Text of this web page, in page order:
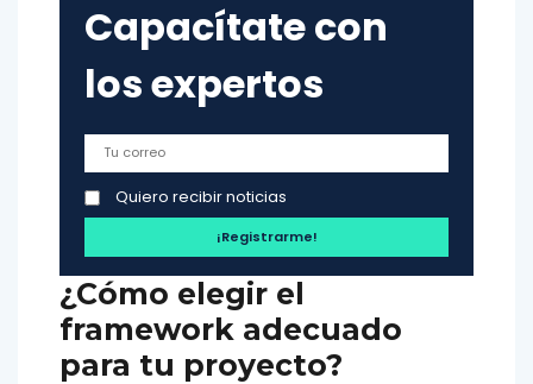
Capacítate con
los expertos
Quiero recibir noticias
¿Cómo elegir el
framework adecuado
para tu proyecto?